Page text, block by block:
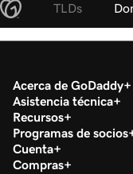
TLDs
Acerca de GoDaddy
Asistencia técnica
Recursos
Programas de socios
Cuenta
Compras